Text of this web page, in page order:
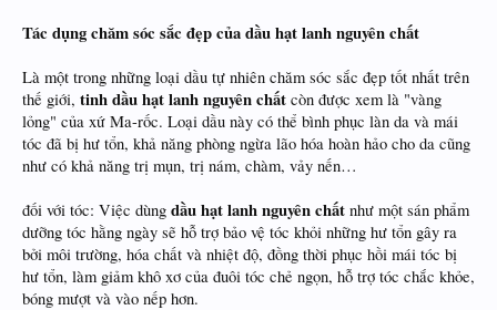
Tác dụng chăm sóc sắc đẹp củadầu hạt lanh nguyên chất
Là một trong những loại dầu tự nhiên chăm sóc sắc đẹp tốt nhất trên
thế giới, tinh dầu hạt lanh nguyên chất còn được xem là "vàng
lỏng" của xứ Ma-rốc. Loại dầu này có thể bình phục làn da và mái
tóc đã bị hư tổn, khả năng phòng ngừa lão hóa hoàn hảo cho da cũng
như có khả năng trị mụn, trị nám, chàm, vảy nến…
đối với tóc: Việc dùng dầu hạt lanh nguyên chất như một sán phẩm
dưỡng tóc hằng ngày sẽ hỗ trợ bảo vệ tóc khỏi những hư tổn gây ra
bởi môi trường, hóa chất và nhiệt độ, đồng thời phục hồi mái tóc bị
hư tổn, làm giảm khô xơ của đuôi tóc chẻ ngọn, hỗ trợ tóc chắc khỏe,
bóng mượt và vào nếp hơn.